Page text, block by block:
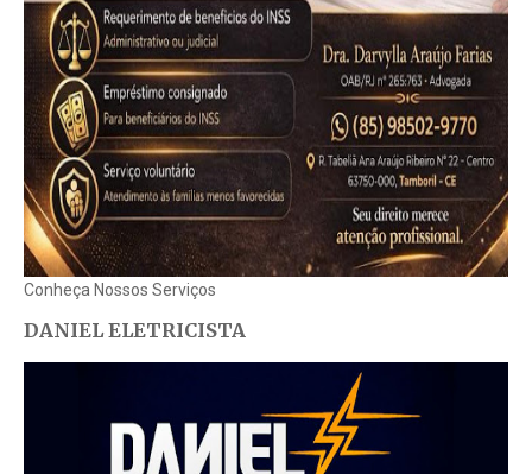
Conheça Nossos Serviços
DANIEL ELETRICISTA